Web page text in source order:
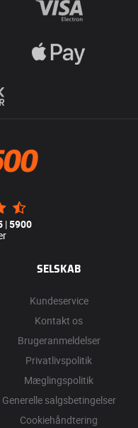
|5900
SELSKAB
Kundeservice
Kontakt os
Brugeranmeldelser
Privatlivspolitik
Mæglingspolitik
Generelle salgsbetingelser
Cookiehåndtering